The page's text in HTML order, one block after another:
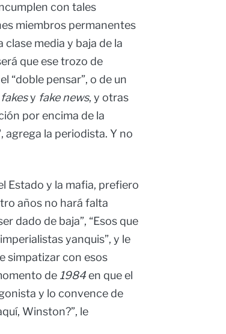
con tales
miembros permanentes
media y baja de la
que ese trozo de
“doble pensar”, o de un
y fake news, y otras
por encima de la
agrega la periodista. Y no
Estado y la mafia, prefiero
años no hará falta
dado de baja”, “Esos que
yanquis”, y le
simpatizar con esos
de 1984en que el
y lo convence de
Winston?”, le